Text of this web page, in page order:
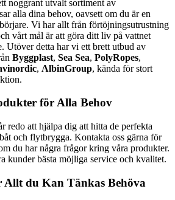
noggrant utvalt sortiment av
alla dina behov, oavsett om du är en
Vi har allt från förtöjningsutrustning
vårt mål är att göra ditt liv på vattnet
Utöver detta har vi ett brett utbud av
Byggplast, Sea Sea, PolyRopes,
, AlbinGroup, kända för stort
för Alla Behov
redo att hjälpa dig att hitta de perfekta
och flytbrygga. Kontakta oss gärna för
du har några frågor kring våra produkter.
kunder bästa möjliga service och kvalitet.
Allt du Kan Tänkas Behöva